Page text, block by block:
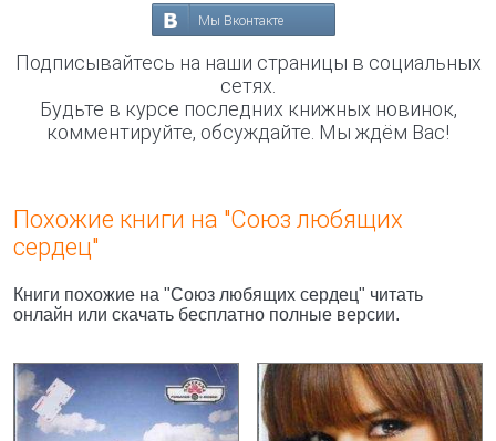
Мы Вконтакте
Подписывайтесь на наши страницы в социальных
сетях.
Будьте в курсе последних книжных новинок,
комментируйте, обсуждайте. Мы ждём Вас!
Похожие книги на "Союз любящих
сердец"
Книги похожие на "Союз любящих сердец" читать
онлайн или скачать бесплатно полные версии.